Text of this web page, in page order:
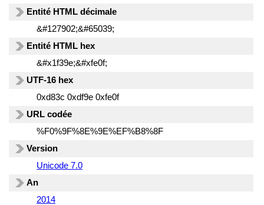
Entité HTML décimale
&#127902;&#65039;
Entité HTML hex
&#x1f39e;&#xfe0f;
UTF-16 hex
0xd83c 0xdf9e 0xfe0f
URL codée
%F0%9F%8E%9E%EF%B8%8F
Version
Unicode 7.0
An
2014